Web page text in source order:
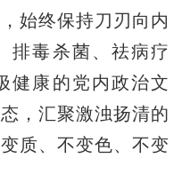
始终保持刀刃向内
排毒杀菌、祛病疗
健康的党内政治文
，汇聚激浊扬清的
质、不变色、不变